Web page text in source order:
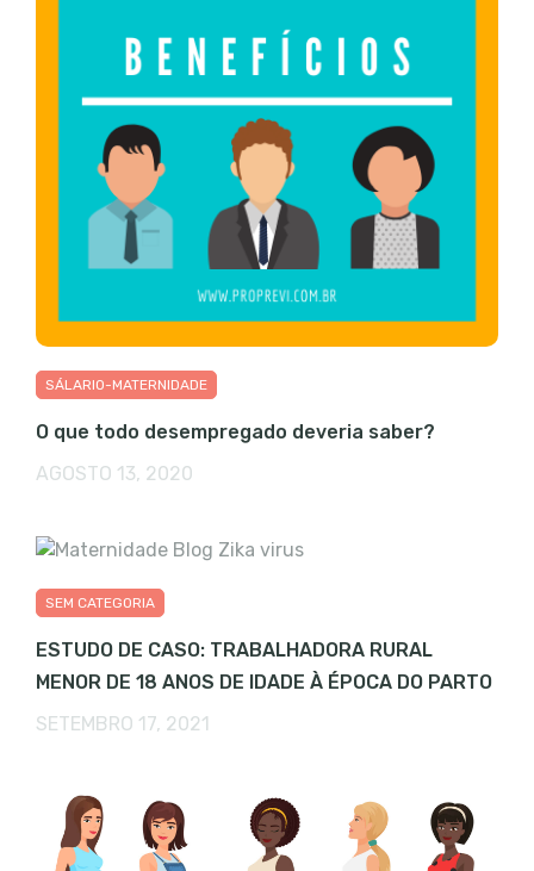
SÁLARIO-MATERNIDADE
O que todo desempregado deveria saber?
AGOSTO 13, 2020
SEM CATEGORIA
ESTUDO DE CASO: TRABALHADORA RURAL
MENOR DE 18 ANOS DE IDADE À ÉPOCA DO PARTO
SETEMBRO 17, 2021